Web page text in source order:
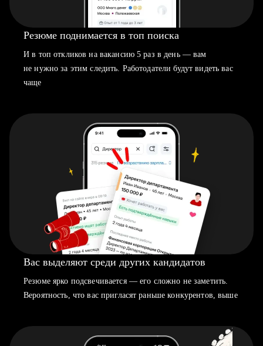
Резюме поднимается в топ поиска
И в топ откликов на вакансию 5 раз в день — вам
не нужно за этим следить. Работодатели будут видеть вас
чаще
Вас выделяют среди других кандидатов
Резюме ярко подсвечивается — его сложно не заметить.
Вероятность, что вас пригласят раньше конкурентов, выше